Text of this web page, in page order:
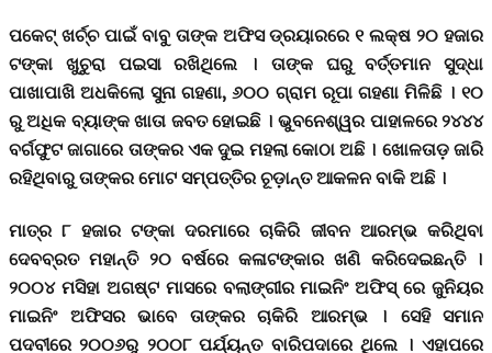
ପକେଟ୍ ଖର୍ଚ୍ଚ ପାଇଁ ବାବୁ ତାଙ୍କ ଅଫିସ ଡ୍ରୟାରରେ ୧ ଲକ୍ଷ ୨୦ ହଜାର
ଟଙ୍କା ଖୁଚୁରା ପଇସା ରଖିଥିଲେ । ତାଙ୍କ ଘରୁ ବର୍ତ୍ତମାନ ସୁଦ୍ଧା
ପାଖାପାଖି ଅଧକିଲୋ ସୁନା ଗହଣା, ୬୦୦ ଗ୍ରାମ ରୂପା ଗହଣା ମିଳିଛି । ୧୦
ରୁ ଅଧିକ ବ୍ୟାଙ୍କ ଖାତା ଜବତ ହୋଇଛି । ଭୁବନେଶ୍ୱର ପାହାଳରେ ୨୪୪୪
ବର୍ଗଫୁଟ ଜାଗାରେ ତାଙ୍କର ଏକ ଦୁଇ ମହଲା କୋଠା ଅଛି । ଖୋଳତାଡ଼ ଜାରି
ରହିଥିବାରୁ ତାଙ୍କର ମୋଟ ସମ୍ପତ୍ତିର ଚୂଡ଼ାନ୍ତ ଆକଳନ ବାକି ଅଛି ।
ମାତ୍ର ୮ ହଜାର ଟଙ୍କା ଦରମାରେ ଚାକିରି ଜୀବନ ଆରମ୍ଭ କରିଥିବା
ଦେବବ୍ରତ ମହାନ୍ତି ୨୦ ବର୍ଷରେ କଳାଟଙ୍କାର ଖଣି କରିଦେଇଛନ୍ତି ।
୨୦୦୪ ମସିହା ଅଗଷ୍ଟ ମାସରେ ବଲାଙ୍ଗୀର ମାଇନିଂ ଅଫିସ୍ ରେ ଜୁନିୟର
ମାଇନିଂ ଅଫିସର ଭାବେ ତାଙ୍କର ଚାକିରି ଆରମ୍ଭ । ସେହି ସମାନ
ପଦବୀରେ ୨୦୦୬ରୁ ୨୦୦୮ ପର୍ଯ୍ୟନ୍ତ ବାରିପଦାରେ ଥିଲେ । ଏହାପରେ